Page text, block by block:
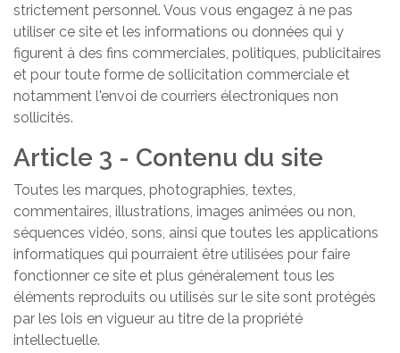
strictement personnel. Vous vous engagez à ne pas
utiliser ce site et les informations ou données qui y
figurent à des fins commerciales, politiques, publicitaires
et pour toute forme de sollicitation commerciale et
notamment l'envoi de courriers électroniques non
sollicités.
Article 3 - Contenu du site
Toutes les marques, photographies, textes,
commentaires, illustrations, images animées ou non,
séquences vidéo, sons, ainsi que toutes les applications
informatiques qui pourraient être utilisées pour faire
fonctionner ce site et plus généralement tous les
éléments reproduits ou utilisés sur le site sont protégés
par les lois en vigueur au titre de la propriété
intellectuelle.